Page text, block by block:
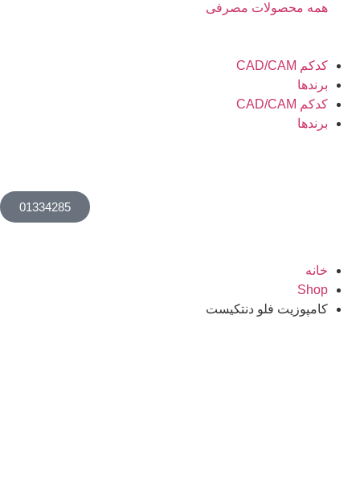
همه محصولات مصرفی
کدکم CAD/CAM
برندها
کدکم CAD/CAM
برندها
01334285
خانه
Shop
کامپوزیت فلو دنتکیست